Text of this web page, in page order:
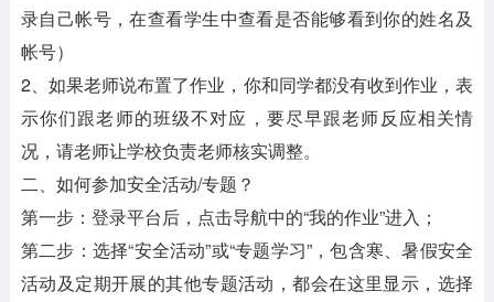
录自己帐号，在查看学生中查看是否能够看到你的姓名及
帐号）
2、如果老师说布置了作业，你和同学都没有收到作业，表
示你们跟老师的班级不对应，要尽早跟老师反应相关情
况，请老师让学校负责老师核实调整。
二、如何参加安全活动/专题？
第一步：登录平台后，点击导航中的“我的作业”进入；
第二步：选择“安全活动”或“专题学习”，包含寒、暑假安全
活动及定期开展的其他专题活动，都会在这里显示，选择